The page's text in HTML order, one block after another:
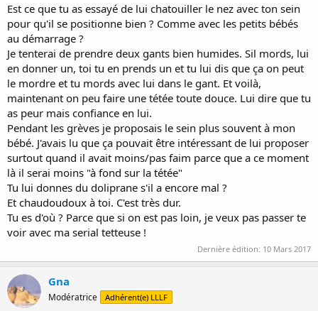
Est ce que tu as essayé de lui chatouiller le nez avec ton sein
pour qu'il se positionne bien ? Comme avec les petits bébés
au démarrage ?
Je tenterai de prendre deux gants bien humides. Sil mords, lui
en donner un, toi tu en prends un et tu lui dis que ça on peut
le mordre et tu mords avec lui dans le gant. Et voilà,
maintenant on peu faire une tétée toute douce. Lui dire que tu
as peur mais confiance en lui.
Pendant les grèves je proposais le sein plus souvent à mon
bébé. J'avais lu que ça pouvait être intéressant de lui proposer
surtout quand il avait moins/pas faim parce que a ce moment
là il serai moins "à fond sur la tétée"
Tu lui donnes du doliprane s'il a encore mal ?
Et chaudoudoux à toi. C'est très dur.
Tu es d'où ? Parce que si on est pas loin, je veux pas passer te
voir avec ma serial tetteuse !
Dernière édition: 10 Mars 2017
Gna
Modératrice Adhérent(e) LLLF